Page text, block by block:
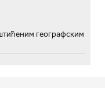
географским